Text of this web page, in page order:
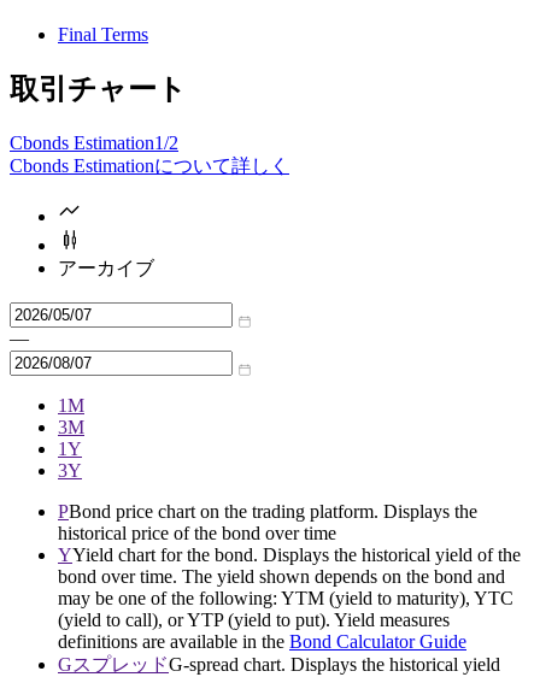
Final Terms
取引チャート
Cbonds Estimation1/2
Cbonds Estimationについて詳しく
アーカイブ
—
1M
3M
1Y
3Y
PBond price chart on the trading platform. Displays the
historical price of the bond over time
YYield chart for the bond. Displays the historical yield of the
bond over time. The yield shown depends on the bond and
may be one of the following: YTM (yield to maturity), YTC
(yield to call), or YTP (yield to put). Yield measures
definitions are available in the Bond Calculator Guide
GスプレッドG-spread chart. Displays the historical yield